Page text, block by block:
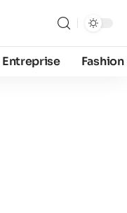
Entreprise Fashion